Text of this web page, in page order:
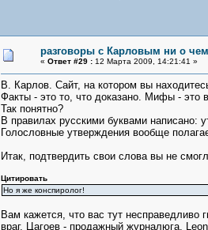
разговоры с Карловым ни о
« Ответ #29 :12 Марта 2009, 14:21:41 »
В. Карлов. Сайт, на котором вы
Факты - это то, что доказано. Мифы - это
Так понятно?
В правилах русскими буквами написано:
Голословные утверждения вообще
Итак, подтвердить свои слова вы не
Цитировать
Но я же конспиролог!
Вам кажется, что вас тут несправедливо
враг, Цагоев - продажный журналюга,